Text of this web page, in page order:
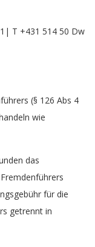
T +431 514 50 Dw
(§ 126 Abs 4
wie
das
für die
getrennt in